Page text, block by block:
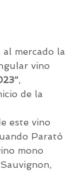
mercado la
vino
,
de la
este vino
Parató
mono